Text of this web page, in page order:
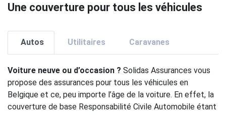
Une couverture pour tous les véhicules
Autos Utilitaires Caravanes
Voiture neuve ou d’occasion ? Solidas Assurances vous
propose des assurances pour tous les véhicules en
Belgique et ce, peu importe l’âge de la voiture. En effet, la
couverture de base Responsabilité Civile Automobile étant